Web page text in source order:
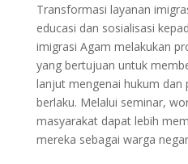
Transformasi layanan
educasi dan sosialisasi
imigrasi Agam melakukan
yang bertujuan untuk
lanjut mengenai hukum dan
berlaku. Melalui seminar,
masyarakat dapat lebih
mereka sebagai warga